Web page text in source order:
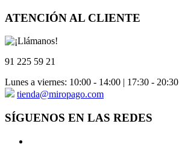
ATENCIÓN AL CLIENTE
91 225 59 21
Lunes a viernes: 10:00 - 14:00 | 17:30 - 20:30
tienda@miropago.com
SÍGUENOS EN LAS REDES